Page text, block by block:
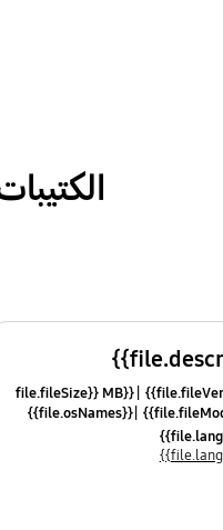
{{file.fileSize}} MB
{{file.osNames}}